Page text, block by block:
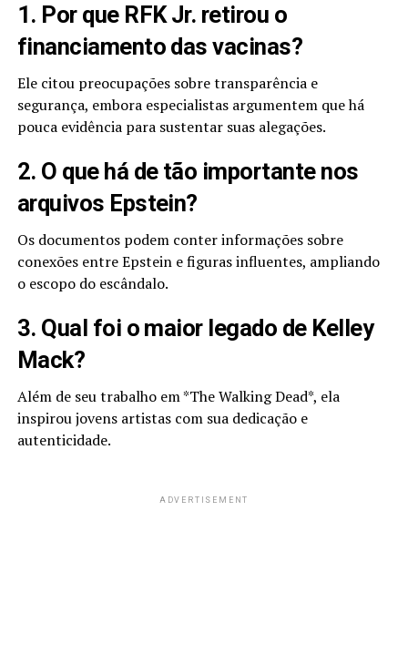
1. Por que RFK Jr. retirou o
financiamento das vacinas?
Ele citou preocupações sobre transparência e
segurança, embora especialistas argumentem que há
pouca evidência para sustentar suas alegações.
2. O que há de tão importante nos
arquivos Epstein?
Os documentos podem conter informações sobre
conexões entre Epstein e figuras influentes, ampliando
o escopo do escândalo.
3. Qual foi o maior legado de Kelley
Mack?
Além de seu trabalho em *The Walking Dead*, ela
inspirou jovens artistas com sua dedicação e
autenticidade.
ADVERTISEMENT